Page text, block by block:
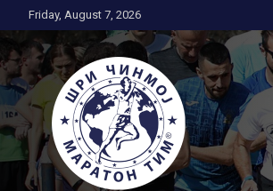
to
content
Friday, August 7, 2026